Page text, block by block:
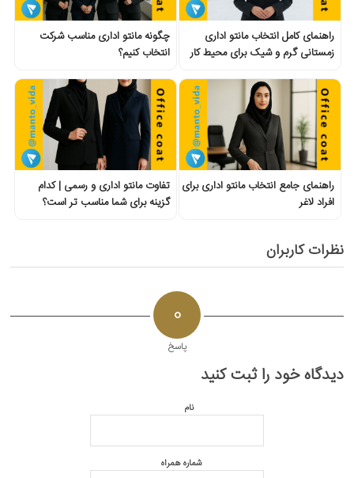
راهنمای کامل انتخاب مانتو اداری
زمستانی گرم و شیک برای محیط کار
چگونه مانتو اداری مناسب شرکت
انتخاب کنیم؟
راهنمای جامع انتخاب مانتو اداری برای
افراد لاغر
تفاوت مانتو اداری و رسمی | کدام
گزینه برای شما مناسب تر است؟
نظرات کاربران
0
پاسخ
دیدگاه خود را ثبت کنید
نام
شماره همراه